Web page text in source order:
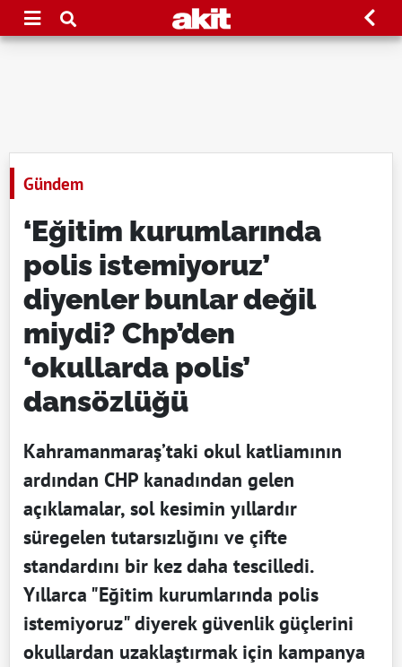
Gündem
‘Eğitim kurumlarında
polis istemiyoruz’
diyenler bunlar değil
miydi? Chp’den
‘okullarda polis’
dansözlüğü
Kahramanmaraş’taki okul katliamının
ardından CHP kanadından gelen
açıklamalar, sol kesimin yıllardır
süregelen tutarsızlığını ve çifte
standardını bir kez daha tescilledi.
Yıllarca "Eğitim kurumlarında polis
istemiyoruz" diyerek güvenlik güçlerini
okullardan uzaklaştırmak için kampanya